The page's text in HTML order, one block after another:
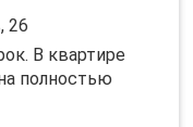
26
В квартире
полностью